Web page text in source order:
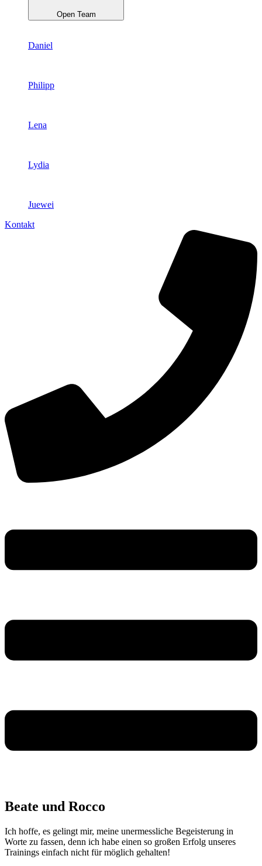
Open Team
Daniel
Philipp
Lena
Lydia
Juewei
Kontakt
Beate und Rocco
Ich hoffe, es gelingt mir, meine unermessliche Begeisterung in
Worte zu fassen, denn ich habe einen so großen Erfolg unseres
Trainings einfach nicht für möglich gehalten!